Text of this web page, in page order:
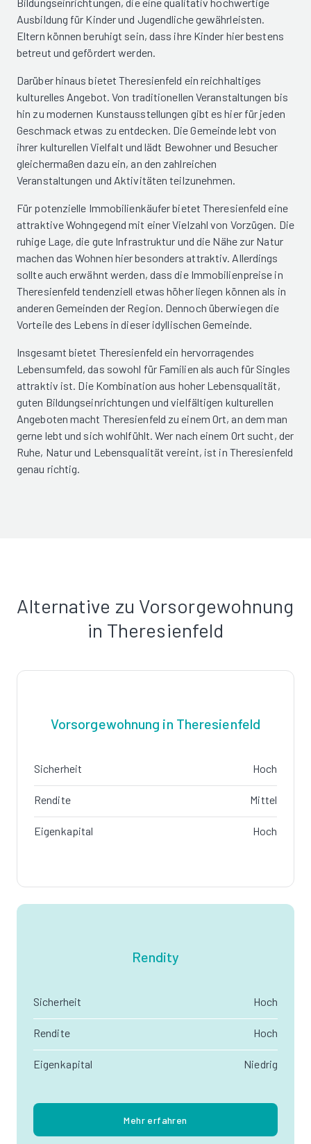
Ausbildung für Kinder und Jugendliche gewährleisten.
Eltern können beruhigt sein, dass ihre Kinder hier bestens
betreut und gefördert werden.
Darüber hinaus bietet Theresienfeld ein reichhaltiges
kulturelles Angebot. Von traditionellen Veranstaltungen bis
hin zu modernen Kunstausstellungen gibt es hier für jeden
Geschmack etwas zu entdecken. Die Gemeinde lebt von
ihrer kulturellen Vielfalt und lädt Bewohner und Besucher
gleichermaßen dazu ein, an den zahlreichen
Veranstaltungen und Aktivitäten teilzunehmen.
Für potenzielle Immobilienkäufer bietet Theresienfeld eine
attraktive Wohngegend mit einer Vielzahl von Vorzügen. Die
ruhige Lage, die gute Infrastruktur und die Nähe zur Natur
machen das Wohnen hier besonders attraktiv. Allerdings
sollte auch erwähnt werden, dass die Immobilienpreise in
Theresienfeld tendenziell etwas höher liegen können als in
anderen Gemeinden der Region. Dennoch überwiegen die
Vorteile des Lebens in dieser idyllischen Gemeinde.
Insgesamt bietet Theresienfeld ein hervorragendes
Lebensumfeld, das sowohl für Familien als auch für Singles
attraktiv ist. Die Kombination aus hoher Lebensqualität,
guten Bildungseinrichtungen und vielfältigen kulturellen
Angeboten macht Theresienfeld zu einem Ort, an dem man
gerne lebt und sich wohlfühlt. Wer nach einem Ort sucht, der
Ruhe, Natur und Lebensqualität vereint, ist in Theresienfeld
genau richtig.
Alternative zu Vorsorgewohnung
in Theresienfeld
Vorsorgewohnung in Theresienfeld
Sicherheit Hoch
Rendite Mittel
Eigenkapital Hoch
Rendity
Sicherheit Hoch
Rendite Hoch
Eigenkapital Niedrig
Mehr erfahren